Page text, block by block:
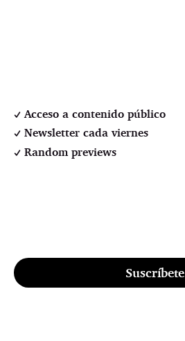
Acceso a contenido público
Newsletter cada viernes
Random previews
Suscríbete